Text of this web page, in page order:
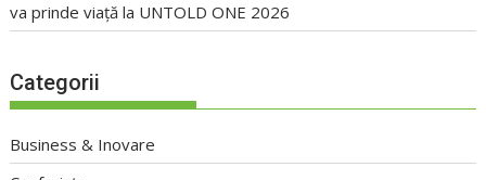
va prinde viață la UNTOLD ONE 2026
Categorii
Business & Inovare